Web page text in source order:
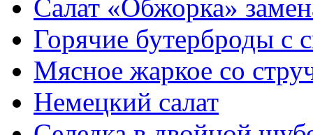
Салат «Обжорка»
Горячие бутерброды с
Мясное жаркое со
Немецкий салат